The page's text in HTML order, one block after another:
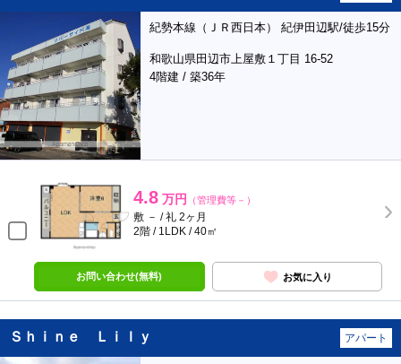
紀勢本線（ＪＲ西日本） 紀伊田辺駅/徒歩15分
和歌山県田辺市上屋敷１丁目 16-52
4階建 / 築36年
4.8 万円 （管理費等－）
敷 － / 礼 2ヶ月
2階 / 1LDK / 40㎡
お問い合わせ(無料) お気に入り
Ｓｈｉｎｅ Ｌｉｌｙ アパート